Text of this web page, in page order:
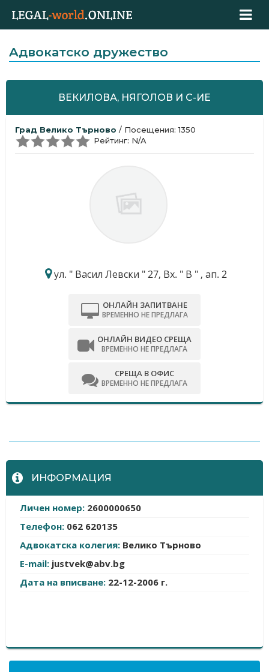
Aдвокатскo дружествo
ВЕКИЛОВА, НЯГОЛОВ И С-ИЕ
Град Велико Търново / Посещения: 1350
Рейтинг: N/A
ул. " Васил Левски " 27, Вх. " В " , ап. 2
ОНЛАЙН ЗАПИТВАНЕ
ВРЕМЕННО НЕ ПРЕДЛАГА
ОНЛАЙН ВИДЕО СРЕЩА
ВРЕМЕННО НЕ ПРЕДЛАГА
СРЕЩА В ОФИС
ВРЕМЕННО НЕ ПРЕДЛАГА
ИНФОРМАЦИЯ
Личен номер: 2600000650
Телефон: 062 620135
Адвокатска колегия: Велико Търново
E-mail: justvek@abv.bg
Дата на вписване: 22-12-2006 г.